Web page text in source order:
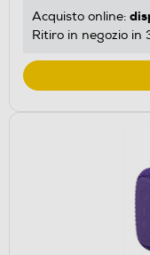
Acquisto online:
Ritiro in negozio in